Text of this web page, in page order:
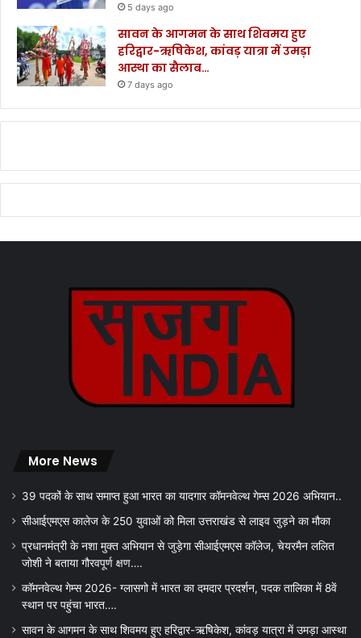
5 days ago
सावन के आगमन के साथ शिवमय हुए
हरिद्वार-ऋषिकेश, कांवड़ यात्रा में उमड़ा
आस्था का सैलाब…
7 days ago
More News
39 पदकों के साथ समाप्त हुआ भारत का यादगार कॉमनवेल्थ गेम्स 2026 अभियान..
सीआईएमएस कालेज के 250 युवाओं को मिला उत्तराखंड से लाइव जुड़ने का मौका
प्रधानमंत्री के नशा मुक्त अभियान से जुड़ेगा सीआईएमएस कॉलेज, चेयरमैन ललित
जोशी ने बताया गौरवपूर्ण क्षण….
कॉमनवेल्थ गेम्स 2026- ग्लासगो में भारत का दमदार प्रदर्शन, पदक तालिका में 8वें
स्थान पर पहुंचा भारत….
सावन के आगमन के साथ शिवमय हुए हरिद्वार-ऋषिकेश, कांवड़ यात्रा में उमड़ा आस्था